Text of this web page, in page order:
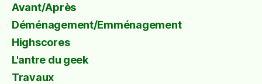
Avant/Après
Déménagement/Emménagement
Highscores
L'antre du geek
Travaux